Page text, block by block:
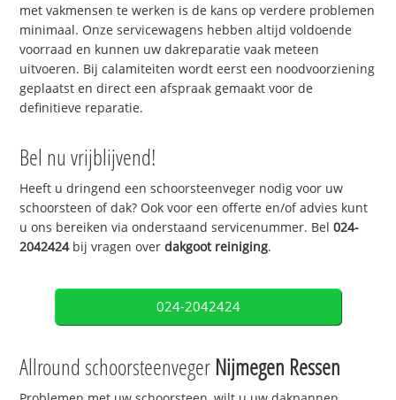
met vakmensen te werken is de kans op verdere problemen
minimaal. Onze servicewagens hebben altijd voldoende
voorraad en kunnen uw dakreparatie vaak meteen
uitvoeren. Bij calamiteiten wordt eerst een noodvoorziening
geplaatst en direct een afspraak gemaakt voor de
definitieve reparatie.
Bel nu vrijblijvend!
Heeft u dringend een schoorsteenveger nodig voor uw
schoorsteen of dak? Ook voor een offerte en/of advies kunt
u ons bereiken via onderstaand servicenummer. Bel024-
2042424bij vragen overdakgoot reiniging.
024-2042424
Allround schoorsteenveger Nijmegen Ressen